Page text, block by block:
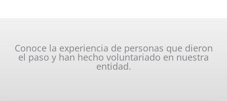
Conoce la experiencia de personas que dieron
el paso y han hecho voluntariado en nuestra
entidad.